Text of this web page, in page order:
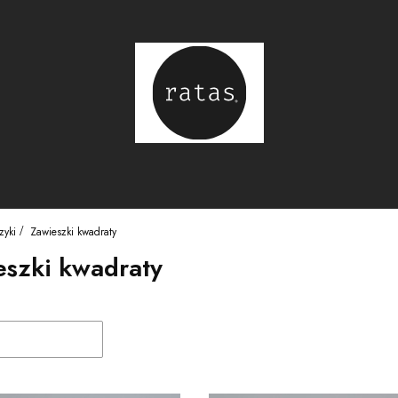
Zawieszki kwadraty
kwadraty